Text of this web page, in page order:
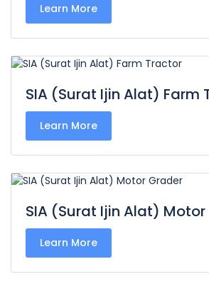
Learn More
SIA (Surat Ijin Alat) Farm
Learn More
SIA (Surat Ijin Alat)
Learn More